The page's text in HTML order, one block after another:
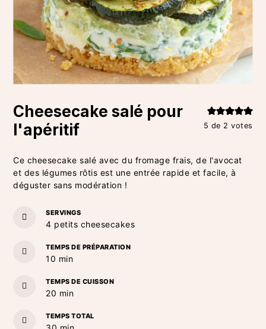
5 de 2 votes
Cheesecake salé pour
l'apéritif
Ce cheesecake salé avec du fromage frais, de l'avocat
et des légumes rôtis est une entrée rapide et facile, à
déguster sans modération !
SERVINGS
4 petits cheesecakes
TEMPS DE PRÉPARATION
10 minutes
min
TEMPS DE CUISSON
20 minutes
min
TEMPS TOTAL
minutes